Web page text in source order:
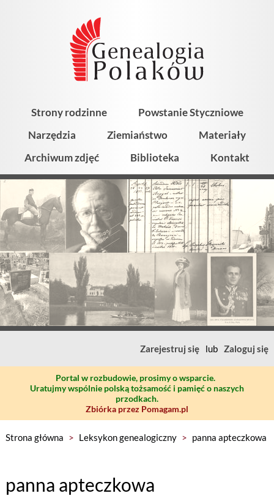
Strony rodzinne
Powstanie Styczniowe
Narzędzia
Ziemiaństwo
Materiały
Archiwum zdjęć
Biblioteka Kontakt
Zarejestruj się lub Zaloguj się
Portal w rozbudowie, prosimy o wsparcie.
Uratujmy wspólnie polską tożsamość i pamięć o naszych
przodkach.
Zbiórka przez Pomagam.pl
Strona główna > Leksykon genealogiczny > panna apteczkowa
panna apteczkowa